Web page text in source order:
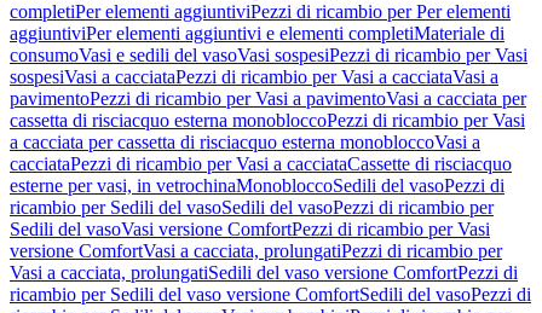
completiPer elementi aggiuntiviPezzi di ricambio per Per elementi
aggiuntiviPer elementi aggiuntivi e elementi completiMateriale di
consumoVasi e sedili del vasoVasi sospesiPezzi di ricambio per Vasi
sospesiVasi a cacciataPezzi di ricambio per Vasi a cacciataVasi a
pavimentoPezzi di ricambio per Vasi a pavimentoVasi a cacciata per
cassetta di risciacquo esterna monobloccoPezzi di ricambio per Vasi
a cacciata per cassetta di risciacquo esterna monobloccoVasi a
cacciataPezzi di ricambio per Vasi a cacciataCassette di risciacquo
esterne per vasi, in vetrochinaMonobloccoSedili del vasoPezzi di
ricambio per Sedili del vasoSedili del vasoPezzi di ricambio per
Sedili del vasoVasi versione ComfortPezzi di ricambio per Vasi
versione ComfortVasi a cacciata, prolungatiPezzi di ricambio per
Vasi a cacciata, prolungatiSedili del vaso versione ComfortPezzi di
ricambio per Sedili del vaso versione ComfortSedili del vasoPezzi di